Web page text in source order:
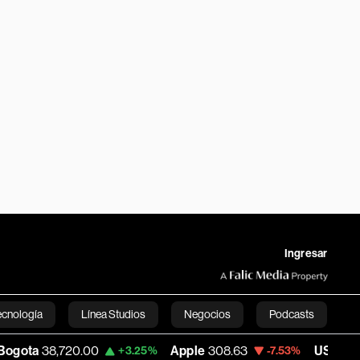
Ingresar
Línea Studios Negocios Podcasts
English
+3.25% Apple 308.63 -7.53% USD COP 3,152.58